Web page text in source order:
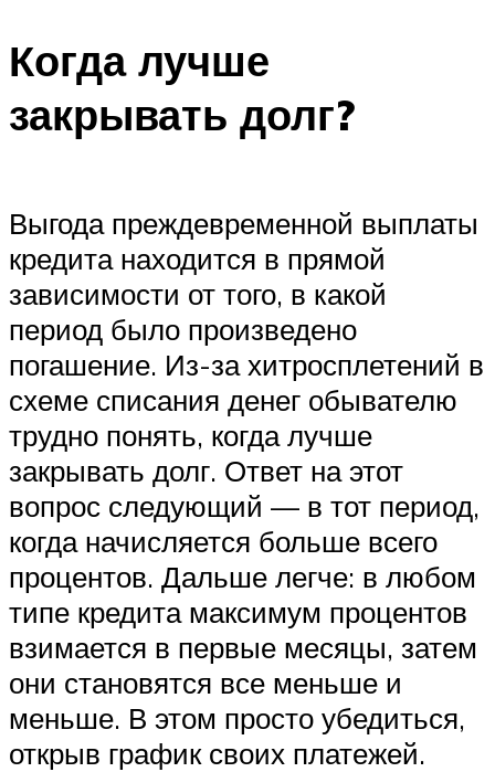
Когда лучше
закрывать долг?
Выгода преждевременной выплаты
кредита находится в прямой
зависимости от того, в какой
период было произведено
погашение. Из-за хитросплетений в
схеме списания денег обывателю
трудно понять, когда лучше
закрывать долг. Ответ на этот
вопрос следующий — в тот период,
когда начисляется больше всего
процентов. Дальше легче: в любом
типе кредита максимум процентов
взимается в первые месяцы, затем
они становятся все меньше и
меньше. В этом просто убедиться,
открыв график своих платежей.